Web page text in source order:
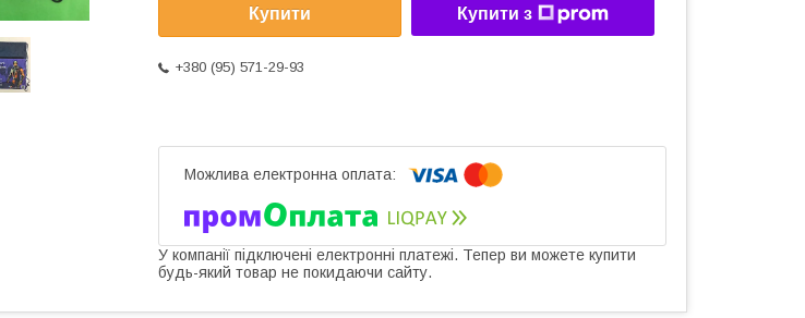
Купити Купити з
+380 (95) 571-29-93
У компанії підключені електронні платежі. Тепер ви можете купити
будь-який товар не покидаючи сайту.